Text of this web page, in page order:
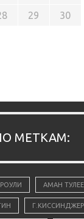
29
30
МЕТКАМ:
АМАН
Г.КИССИНДЖЕР